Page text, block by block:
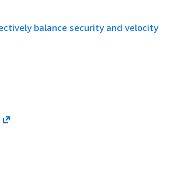
balance security and velocity